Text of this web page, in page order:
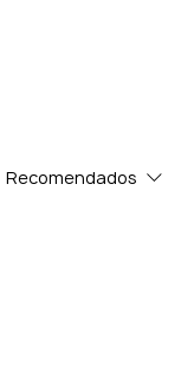
Recomendados